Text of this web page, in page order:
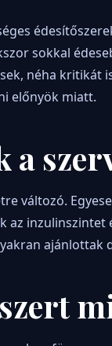
sokkal
néha kritikát
előnyök miatt.
a
változó.
az
ajánlottak